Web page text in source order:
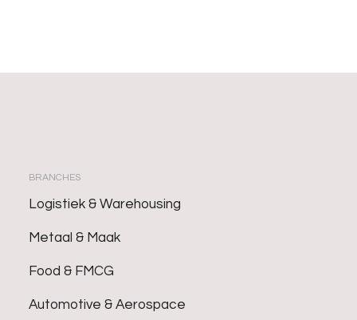
BRANCHES
Logistiek & Warehousing
Metaal & Maak
Food & FMCG
Automotive & Aerospace